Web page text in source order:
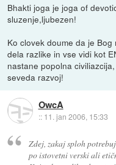
Bhakti joga je joga of
sluzenje,ljubezen!
Ko clovek doume da je
dela razlike in vse vidi kot
nastane popolna
seveda razvoj!
OwcA
:: 11. jan 2006, 15:33
Zdej, zakaj sploh
po istovetni verski ali